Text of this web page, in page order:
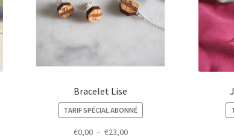
Bracelet Lise
TARIF SPÉCIAL ABONNÉ
€0,00 – €23,00Plage